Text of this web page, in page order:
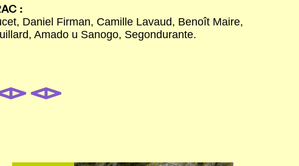
:
Daniel Firman, Camille Lavaud, Benoît Maire,
Amado u Sanogo, Segondurante.